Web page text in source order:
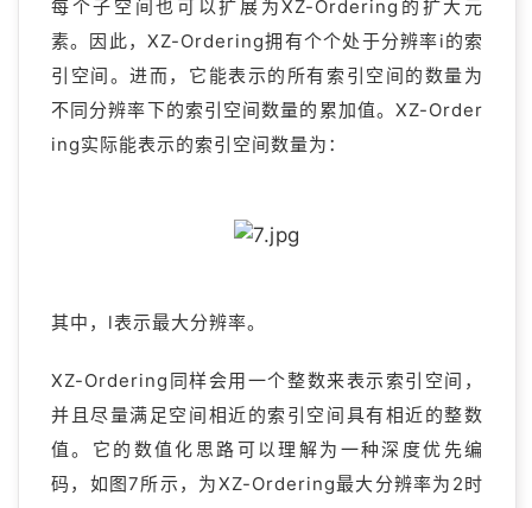
每个子空间也可以扩展为XZ-Ordering的扩大元
素。因此，XZ-Ordering拥有个个处于分辨率i的索
引空间。进而，它能表示的所有索引空间的数量为
不同分辨率下的索引空间数量的累加值。XZ-Order
ing实际能表示的索引空间数量为：
其中，l表示最大分辨率。
XZ-Ordering同样会用一个整数来表示索引空间，
并且尽量满足空间相近的索引空间具有相近的整数
值。它的数值化思路可以理解为一种深度优先编
码，如图7所示，为XZ-Ordering最大分辨率为2时